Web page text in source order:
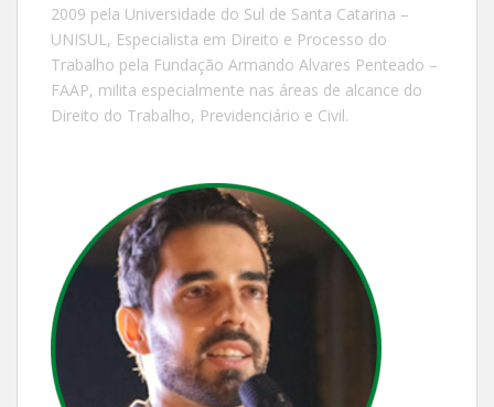
2009 pela Universidade do Sul de Santa Catarina –
UNISUL, Especialista em Direito e Processo do
Trabalho pela Fundação Armando Alvares Penteado –
FAAP, milita especialmente nas áreas de alcance do
Direito do Trabalho, Previdenciário e Civil.